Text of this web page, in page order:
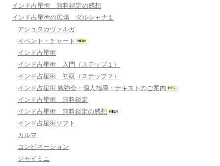
インド占星術 無料鑑定の感想
インド占星術の広場 ダルシャナ１
アシュタカヴァルガ
イベント・チャート
インド占星術
インド占星術 入門（ステップ１）
インド占星術 初級（ステップ２）
インド占星術 勉強会・個人指導・テキストのご案内
インド占星術 無料鑑定
インド占星術 無料鑑定の感想
インド占星術ソフト
カルマ
コンビネーション
ジャイミニ